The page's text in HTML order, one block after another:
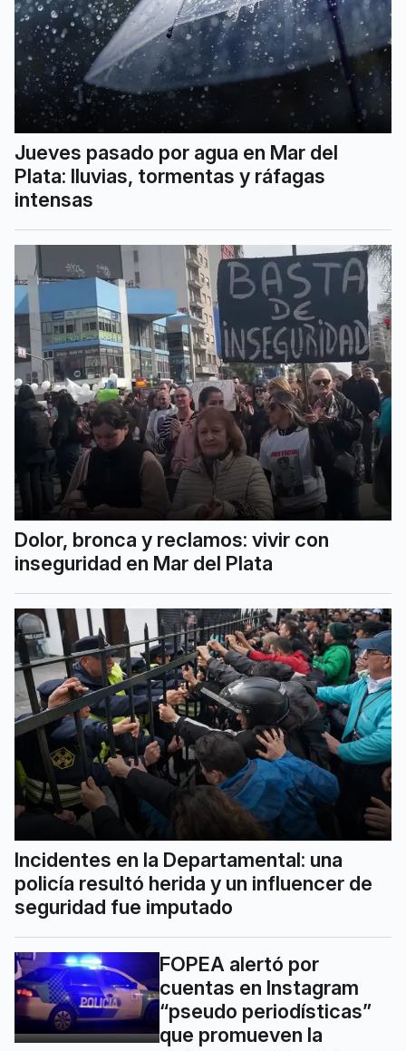
Jueves pasado por agua en Mar del
Plata: lluvias, tormentas y ráfagas
intensas
Dolor, bronca y reclamos: vivir con
inseguridad en Mar del Plata
Incidentes en la Departamental: una
policía resultó herida y un influencer de
seguridad fue imputado
FOPEA alertó por
cuentas en Instagram
“pseudo periodísticas”
que promueven la
violencia en Mar del
Plata